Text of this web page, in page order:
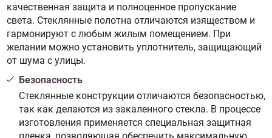
качественная защита и полноценное пропускание
света. Стеклянные полотна отличаются изяществом и
гармонируют с любым жилым помещением. При
желании можно установить уплотнитель, защищающий
от шума с улицы.
Безопасность
Стеклянные конструкции отличаются безопасностью,
так как делаются из закаленного стекла. В процессе
изготовления применяется специальная защитная
пленка, позволяющая обеспечить максимальную